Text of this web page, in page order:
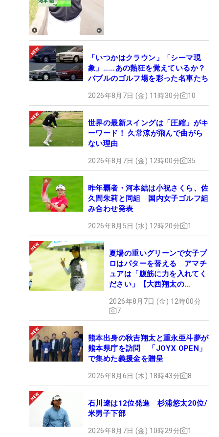
「いつかはクラウン」「シーマ現
象」……あの熱狂を覚えているか？
バブルのゴルフ場を彩った名車たち
2026年8月7日 (金) 11時30分 10
世界の最新スイングは「圧縮」がキ
ーワード！ 久常涼が飛んで曲がら
ない理由
2026年8月7日 (金) 12時00分 35
昨年覇者・河本結は小祝さくら、佐
久間朱莉と同組 国内女子ゴルフ組
み合わせ発表
2026年8月5日 (水) 12時20分 1
夏場の重いグリーンで女子プ
ロはパターを替える アマチ
ュアは「腹筋に力を入れてく
ださい」【大西翔太の
2026年8月7日 (金) 12時00分
7
熊本出身の秋吉翔太と重永亜斗夢が
熊本県庁を訪問 「JOYX OPEN」
で集めた義援金を贈呈
2026年8月6日 (木) 18時43分 8
石川遼は12位発進 杉浦悠太20位/
米男子下部
2026年8月7日 (金) 10時29分 1